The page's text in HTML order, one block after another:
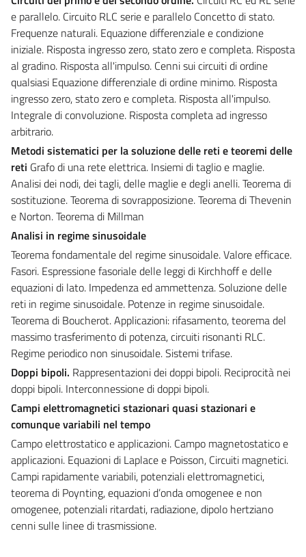
e parallelo. Circuito RLC serie e parallelo Concetto di stato.
Frequenze naturali. Equazione differenziale e condizione
iniziale. Risposta ingresso zero, stato zero e completa. Risposta
al gradino. Risposta all'impulso. Cenni sui circuiti di ordine
qualsiasi Equazione differenziale di ordine minimo. Risposta
ingresso zero, stato zero e completa. Risposta all'impulso.
Integrale di convoluzione. Risposta completa ad ingresso
arbitrario.
Metodi sistematici per la soluzione delle reti e teoremi delle
reti Grafo di una rete elettrica. Insiemi di taglio e maglie.
Analisi dei nodi, dei tagli, delle maglie e degli anelli. Teorema di
sostituzione. Teorema di sovrapposizione. Teorema di Thevenin
e Norton. Teorema di Millman
Analisi in regime sinusoidale
Teorema fondamentale del regime sinusoidale. Valore efficace.
Fasori. Espressione fasoriale delle leggi di Kirchhoff e delle
equazioni di lato. Impedenza ed ammettenza. Soluzione delle
reti in regime sinusoidale. Potenze in regime sinusoidale.
Teorema di Boucherot. Applicazioni: rifasamento, teorema del
massimo trasferimento di potenza, circuiti risonanti RLC.
Regime periodico non sinusoidale. Sistemi trifase.
Doppi bipoli. Rappresentazioni dei doppi bipoli. Reciprocità nei
doppi bipoli. Interconnessione di doppi bipoli.
Campi elettromagnetici stazionari quasi stazionari e
comunque variabili nel tempo
Campo elettrostatico e applicazioni. Campo magnetostatico e
applicazioni. Equazioni di Laplace e Poisson, Circuiti magnetici.
Campi rapidamente variabili, potenziali elettromagnetici,
teorema di Poynting, equazioni d’onda omogenee e non
omogenee, potenziali ritardati, radiazione, dipolo hertziano
cenni sulle linee di trasmissione.